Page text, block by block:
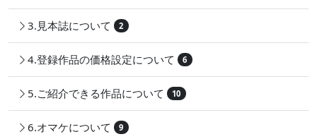
3.見本誌について 2
4.登録作品の価格設定について 6
5.ご紹介できる作品について 10
6.オマケについて 9